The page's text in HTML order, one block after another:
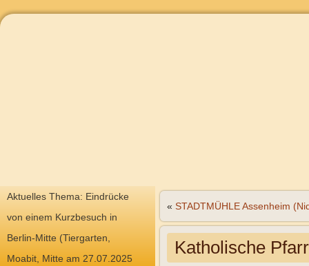
Aktuelles Thema: Eindrücke
von einem Kurzbesuch in
Berlin-Mitte (Tiergarten,
Moabit, Mitte am 27.07.2025
« STADTMÜHLE Assenheim
Katholische